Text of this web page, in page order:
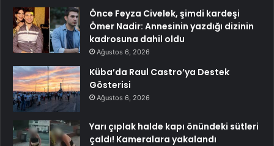
Önce Feyza Civelek, şimdi kardeşi
Ömer Nadir: Annesinin yazdığı dizinin
kadrosuna dahil oldu
Ağustos 6, 2026
Küba’da Raul Castro’ya Destek
Gösterisi
Ağustos 6, 2026
Yarı çıplak halde kapı önündeki sütleri
çaldı! Kameralara yakalandı